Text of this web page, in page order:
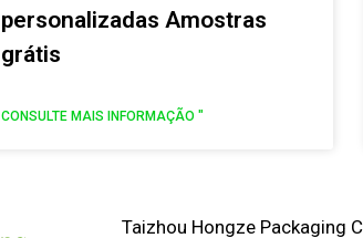
personalizadas Amostras
grátis
CONSULTE MAIS INFORMAÇÃO "
Taizhou Hongze Packaging